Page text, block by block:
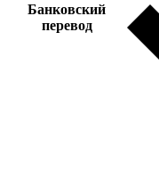
Банковский
перевод